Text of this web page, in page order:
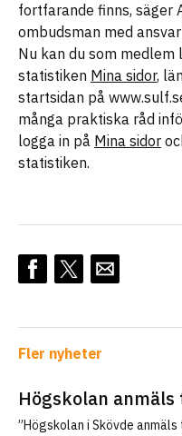
fortfarande finns, säger
ombudsman med
Nu kan du som medlem
statistiken Mina sidor,
startsidan på
många praktiska råd
logga in på Mina sidor
statistiken.
Fler nyheter
Högskolan
”Högskolan i Skövde